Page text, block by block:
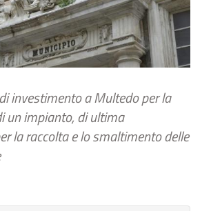
investimento a Multedo per la
un impianto, di ultima
la raccolta e lo smaltimento delle